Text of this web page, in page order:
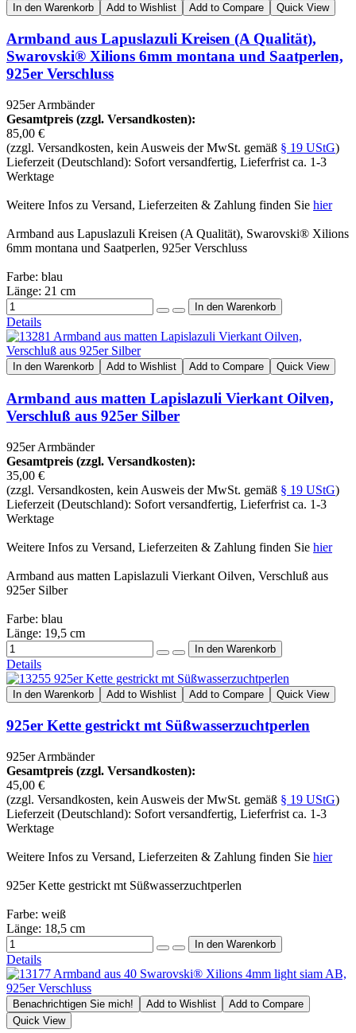
In den Warenkorb Add to Wishlist Add to Compare Quick View
Armband aus Lapuslazuli Kreisen (A Qualität),
Swarovski® Xilions 6mm montana und Saatperlen,
925er Verschluss
925er Armbänder
Gesamtpreis (zzgl. Versandkosten):
85,00 €
(zzgl. Versandkosten, kein Ausweis der MwSt. gemäß § 19 UStG)
Lieferzeit (Deutschland): Sofort versandfertig, Lieferfrist ca. 1-3
Werktage
Weitere Infos zu Versand, Lieferzeiten & Zahlung finden Sie hier
Armband aus Lapuslazuli Kreisen (A Qualität), Swarovski® Xilions
6mm montana und Saatperlen, 925er Verschluss
Farbe: blau
Länge: 21 cm
Details
In den Warenkorb Add to Wishlist Add to Compare Quick View
Armband aus matten Lapislazuli Vierkant Oilven,
Verschluß aus 925er Silber
925er Armbänder
Gesamtpreis (zzgl. Versandkosten):
35,00 €
(zzgl. Versandkosten, kein Ausweis der MwSt. gemäß § 19 UStG)
Lieferzeit (Deutschland): Sofort versandfertig, Lieferfrist ca. 1-3
Werktage
Weitere Infos zu Versand, Lieferzeiten & Zahlung finden Sie hier
Armband aus matten Lapislazuli Vierkant Oilven, Verschluß aus
925er Silber
Farbe: blau
Länge: 19,5 cm
Details
In den Warenkorb Add to Wishlist Add to Compare Quick View
925er Kette gestrickt mt Süßwasserzuchtperlen
925er Armbänder
Gesamtpreis (zzgl. Versandkosten):
45,00 €
(zzgl. Versandkosten, kein Ausweis der MwSt. gemäß § 19 UStG)
Lieferzeit (Deutschland): Sofort versandfertig, Lieferfrist ca. 1-3
Werktage
Weitere Infos zu Versand, Lieferzeiten & Zahlung finden Sie hier
925er Kette gestrickt mt Süßwasserzuchtperlen
Farbe: weiß
Länge: 18,5 cm
Details
Benachrichtigen Sie mich! Add to Wishlist
Add to Compare
Quick View